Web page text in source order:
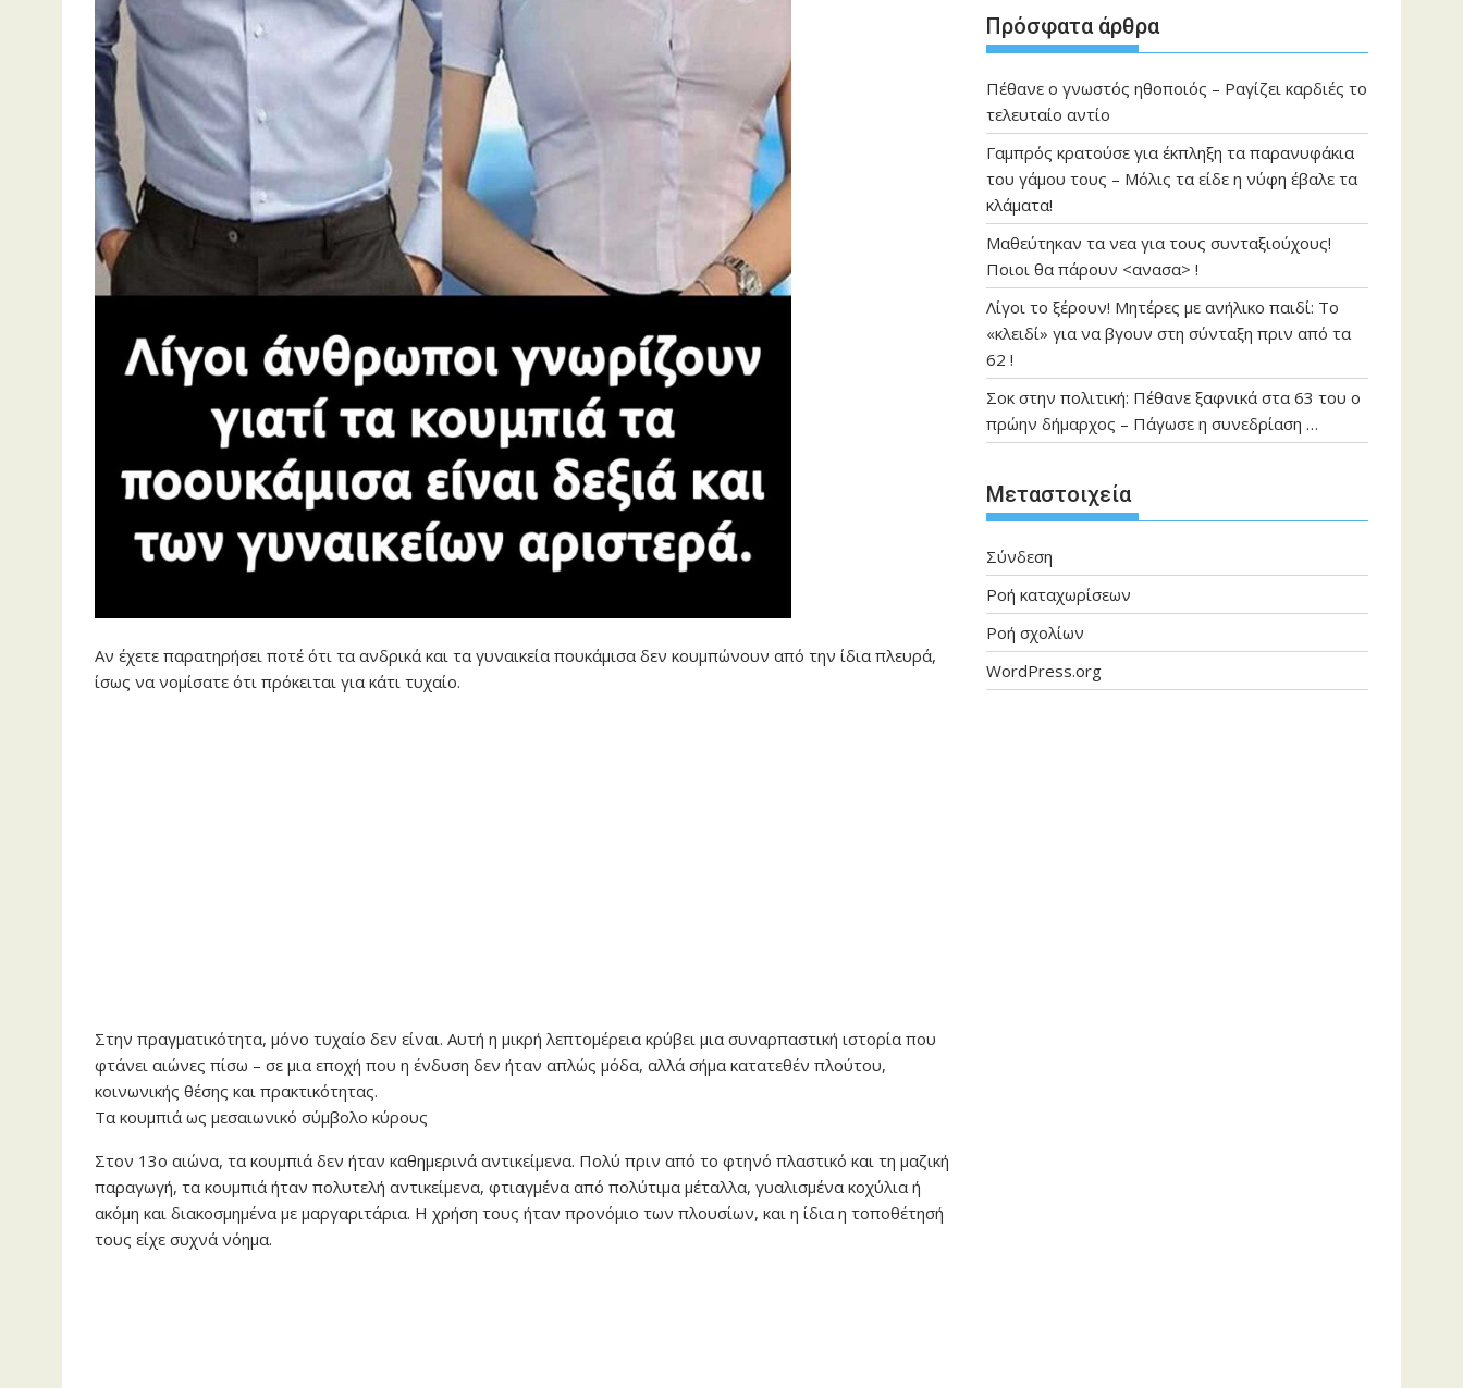
Αν έχετε παρατηρήσει ποτέ ότι τα ανδρικά και τα γυναικεία πουκάμισα δεν κουμπώνουν από την ίδια πλευρά,
ίσως να νομίσατε ότι πρόκειται για κάτι τυχαίο.
Στην πραγματικότητα, μόνο τυχαίο δεν είναι. Αυτή η μικρή λεπτομέρεια κρύβει μια συναρπαστική ιστορία που
φτάνει αιώνες πίσω – σε μια εποχή που η ένδυση δεν ήταν απλώς μόδα, αλλά σήμα κατατεθέν πλούτου,
κοινωνικής θέσης και πρακτικότητας.
Τα κουμπιά ως μεσαιωνικό σύμβολο κύρους
Στον 13ο αιώνα, τα κουμπιά δεν ήταν καθημερινά αντικείμενα. Πολύ πριν από το φτηνό πλαστικό και τη μαζική
παραγωγή, τα κουμπιά ήταν πολυτελή αντικείμενα, φτιαγμένα από πολύτιμα μέταλλα, γυαλισμένα κοχύλια ή
ακόμη και διακοσμημένα με μαργαριτάρια. Η χρήση τους ήταν προνόμιο των πλουσίων, και η ίδια η τοποθέτησή
τους είχε συχνά νόημα.
Πρόσφατα άρθρα
Πέθανε ο γνωστός ηθοποιός – Ραγίζει καρδιές το
τελευταίο αντίο
Γαμπρός κρατούσε για έκπληξη τα παρανυφάκια
του γάμου τους – Μόλις τα είδε η νύφη έβαλε τα
κλάματα!
Μαθεύτηκαν τα νεα για τους συνταξιούχους!
Ποιοι θα πάρουν <ανασα> !
Λίγοι το ξέρουν! Μητέρες με ανήλικο παιδί: Το
«κλειδί» για να βγουν στη σύνταξη πριν από τα
62 !
Σοκ στην πολιτική: Πέθανε ξαφνικά στα 63 του ο
πρώην δήμαρχος – Πάγωσε η συνεδρίαση …
Μεταστοιχεία
Σύνδεση
Ροή καταχωρίσεων
Ροή σχολίων
WordPress.org